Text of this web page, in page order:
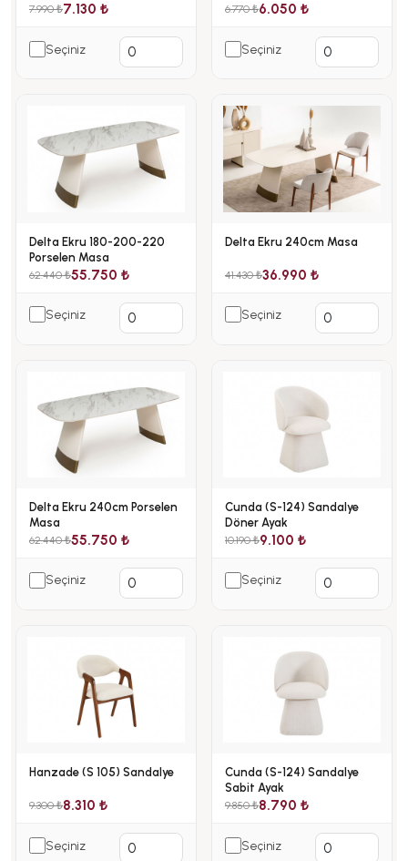
7.990 ₺7.130 ₺
Seçiniz
6.770 ₺6.050 ₺
Seçiniz
Delta Ekru 180-200-220
Porselen Masa
62.440 ₺55.750 ₺
Seçiniz
Delta Ekru 240cm Masa
41.430 ₺36.990 ₺
Seçiniz
Delta Ekru 240cm Porselen
Masa
62.440 ₺55.750 ₺
Seçiniz
Cunda (S-124) Sandalye
Döner Ayak
10.190 ₺9.100 ₺
Seçiniz
Hanzade (S 105) Sandalye
9.300 ₺8.310 ₺
Seçiniz
Cunda (S-124) Sandalye
Sabit Ayak
9.850 ₺8.790 ₺
Seçiniz